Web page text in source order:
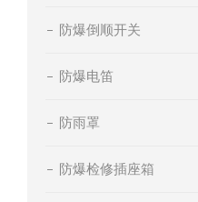
防爆倒顺开关
防爆电笛
防雨罩
防爆检修插座箱